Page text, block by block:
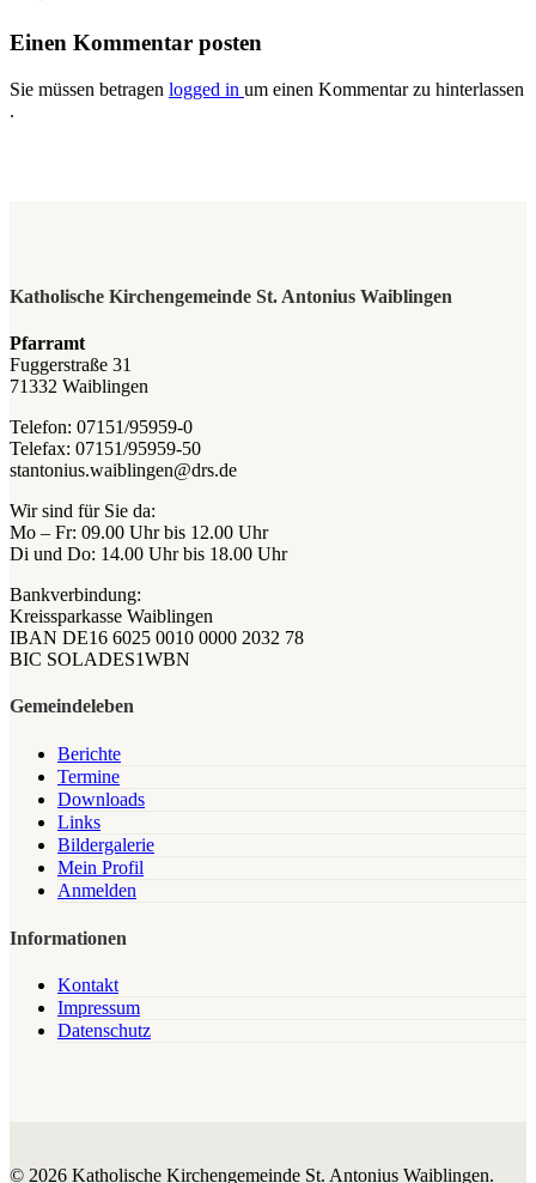
Einen Kommentar posten
Sie müssen betragen logged in um einen Kommentar zu hinterlassen
.
Katholische Kirchengemeinde St. Antonius Waiblingen
Pfarramt
Fuggerstraße 31
71332 Waiblingen
Telefon: 07151/95959-0
Telefax: 07151/95959-50
stantonius.waiblingen@drs.de
Wir sind für Sie da:
Mo – Fr: 09.00 Uhr bis 12.00 Uhr
Di und Do: 14.00 Uhr bis 18.00 Uhr
Bankverbindung:
Kreissparkasse Waiblingen
IBAN DE16 6025 0010 0000 2032 78
BIC SOLADES1WBN
Gemeindeleben
Berichte
Termine
Downloads
Links
Bildergalerie
Mein Profil
Anmelden
Informationen
Kontakt
Impressum
Datenschutz
© 2026 Katholische Kirchengemeinde St. Antonius Waiblingen.